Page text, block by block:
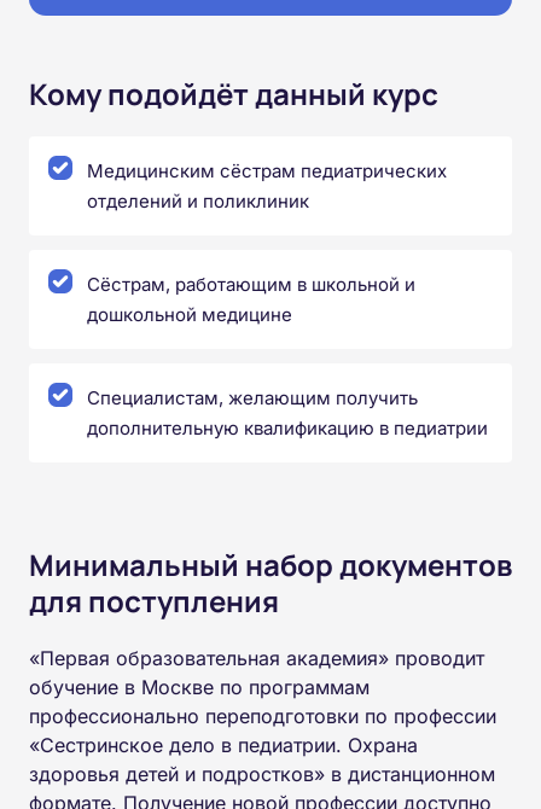
Кому подойдёт данный курс
Медицинским сёстрам педиатрических
отделений и поликлиник
Сёстрам, работающим в школьной и
дошкольной медицине
Специалистам, желающим получить
дополнительную квалификацию в педиатрии
Минимальный набор документов
для поступления
«Первая образовательная академия» проводит
обучение в Москве по программам
профессионально переподготовки по профессии
«Сестринское дело в педиатрии. Охрана
здоровья детей и подростков» в дистанционном
формате. Получение новой профессии доступно